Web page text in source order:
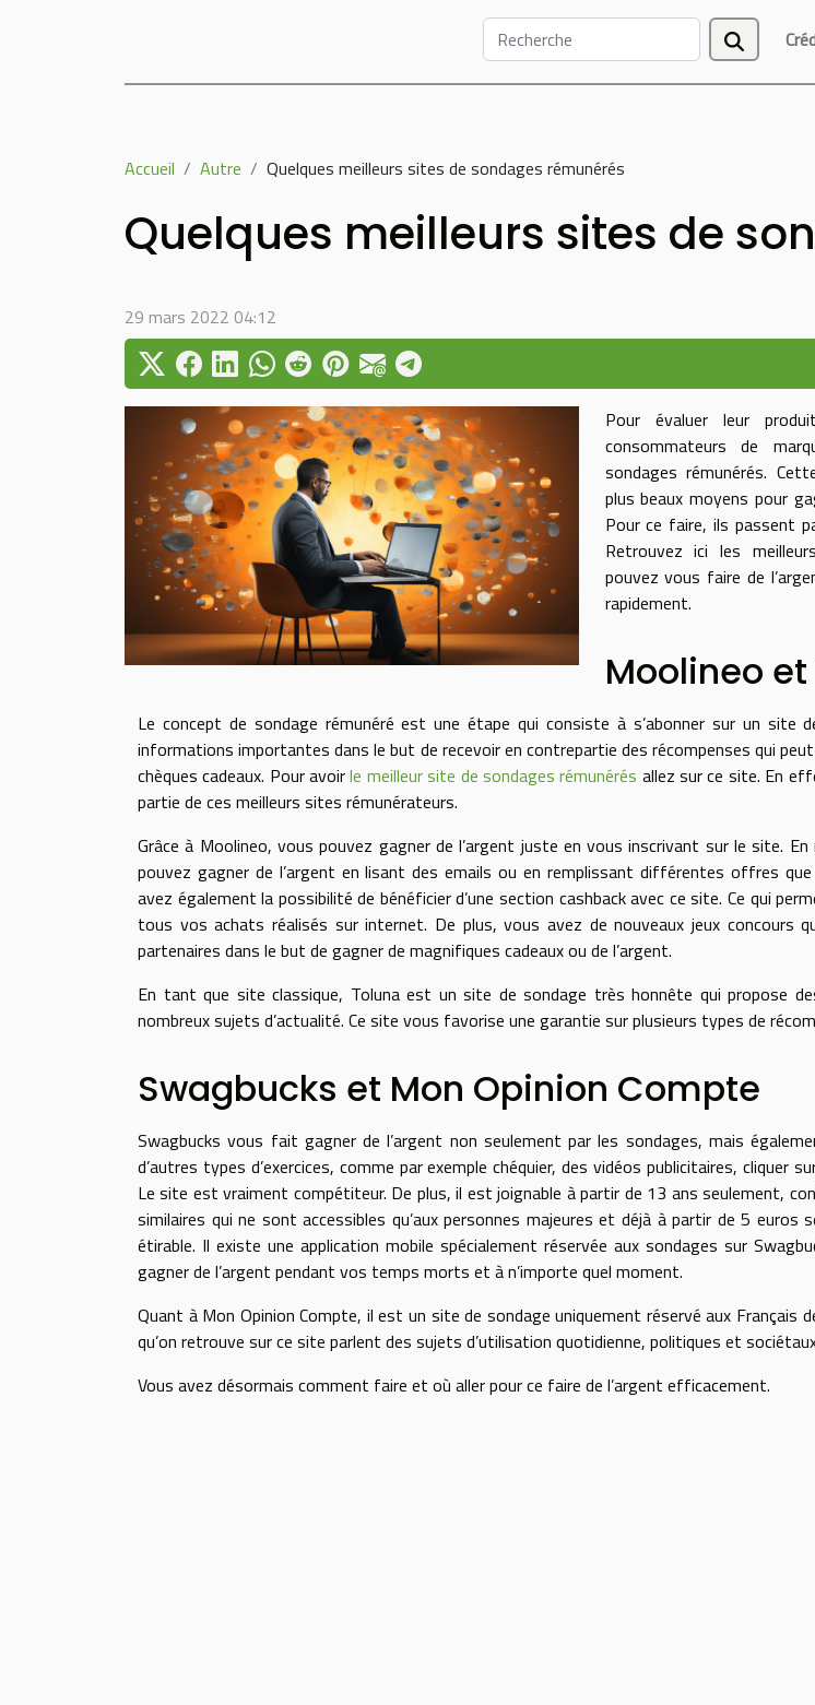
Accueil Autre Quelques meilleurs sites de sondages rémunérés
Quelques meilleurs sites de
29 mars 2022 04:12
Pour évaluer leur
consommateurs de
sondages rémunérés.
plus beaux moyens pour
Pour ce faire, ils passent
Retrouvez ici les
pouvez vous faire de
rapidement.
Moolineo
Le concept de sondage rémunéré est une étape qui consiste à s’abonner sur un site
informations importantes dans le but de recevoir en contrepartie des récompenses qui
chèques cadeaux. Pour avoirle meilleur site de sondages rémunérés allez sur ce site. En
partie de ces meilleurs sites rémunérateurs.
Grâce à Moolineo, vous pouvez gagner de l’argent juste en vous inscrivant sur le site.
pouvez gagner de l’argent en lisant des emails ou en remplissant différentes offres
avez également la possibilité de bénéficier d’une section cashback avec ce site. Ce qui
tous vos achats réalisés sur internet. De plus, vous avez de nouveaux jeux concours
partenaires dans le but de gagner de magnifiques cadeaux ou de l’argent.
En tant que site classique, Toluna est un site de sondage très honnête qui propose
nombreux sujets d’actualité. Ce site vous favorise une garantie sur plusieurs types de
Swagbucks et Mon Opinion Compte
Swagbucks vous fait gagner de l’argent non seulement par les sondages, mais
d’autres types d’exercices, comme par exemple chéquier, des vidéos publicitaires, cliquer
Le site est vraiment compétiteur. De plus, il est joignable à partir de 13 ans seulement,
similaires qui ne sont accessibles qu’aux personnes majeures et déjà à partir de 5
étirable. Il existe une application mobile spécialement réservée aux sondages sur
gagner de l’argent pendant vos temps morts et à n’importe quel moment.
Quant à Mon Opinion Compte, il est un site de sondage uniquement réservé aux Français
qu’on retrouve sur ce site parlent des sujets d’utilisation quotidienne, politiques et
Vous avez désormais comment faire et où aller pour ce faire de l’argent efficacement.